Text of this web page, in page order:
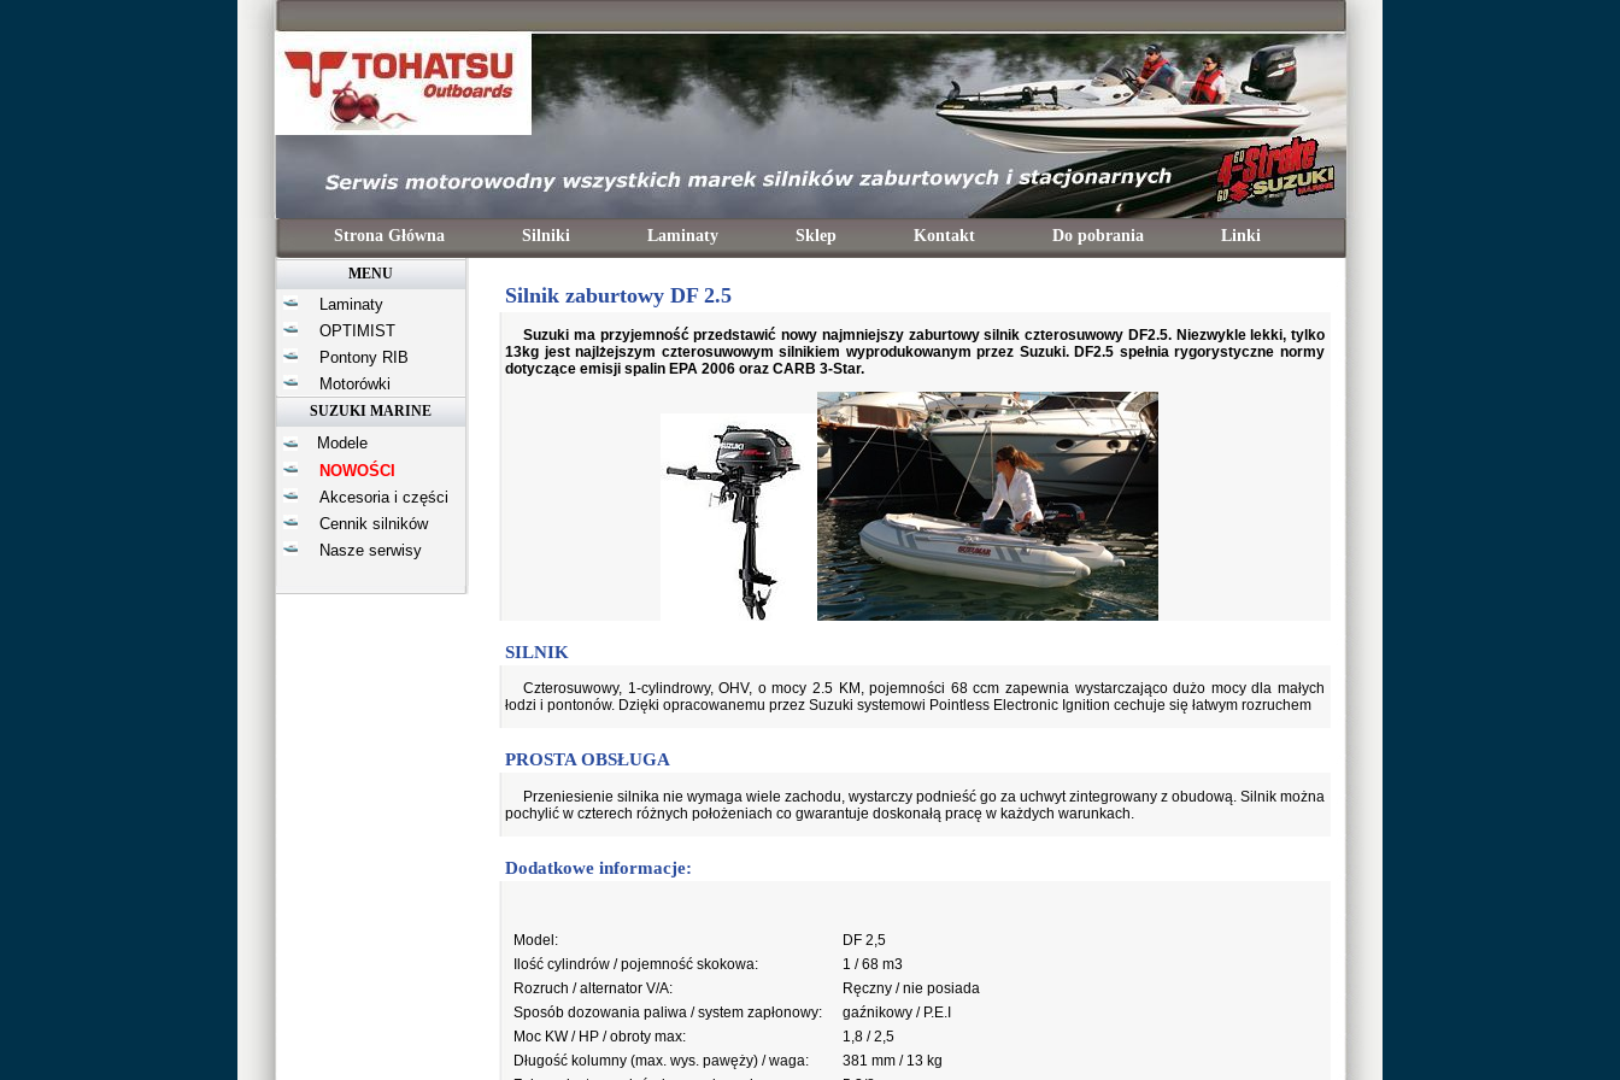
Strona Główna Silniki Laminaty Sklep Kontakt Do pobrania Linki
MENU
Laminaty
OPTIMIST
Pontony RIB
Motorówki
SUZUKI MARINE
Modele
NOWOŚCI
Akcesoria i części
Cennik silników
Nasze serwisy
Silnik zaburtowy DF 2.5
Suzuki ma przyjemność przedstawić nowy najmniejszy zaburtowy silnik czterosuwowy DF2.5. Niezwykle lekki, tylko
13kg jest najlżejszym czterosuwowym silnikiem wyprodukowanym przez Suzuki. DF2.5 spełnia rygorystyczne normy
dotyczące emisji spalin EPA 2006 oraz CARB 3-Star.
SILNIK
Czterosuwowy, 1-cylindrowy, OHV, o mocy 2.5 KM, pojemności 68 ccm zapewnia wystarczająco dużo mocy dla małych
łodzi i pontonów. Dzięki opracowanemu przez Suzuki systemowi Pointless Electronic Ignition cechuje się łatwym rozruchem
PROSTA OBSŁUGA
Przeniesienie silnika nie wymaga wiele zachodu, wystarczy podnieść go za uchwyt zintegrowany z obudową. Silnik można
pochylić w czterech różnych położeniach co gwarantuje doskonałą pracę w każdych warunkach.
Dodatkowe informacje:
Model:
DF 2,5
Ilość cylindrów / pojemność skokowa:
1 / 68 m3
Rozruch / alternator V/A:
Ręczny / nie posiada
Sposób dozowania paliwa / system zapłonowy:
gaźnikowy / P.E.I
Moc KW / HP / obroty max:
1,8 / 2,5
Długość kolumny (max. wys. pawęży) / waga:
381 mm / 13 kg